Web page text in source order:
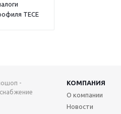
TECE
-
КОМПАНИЯ
О компании
Новости